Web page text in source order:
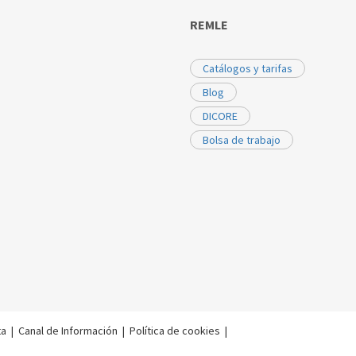
REMLE
Catálogos y tarifas
Blog
DICORE
Bolsa de trabajo
| Canal de Información | Política de cookies |